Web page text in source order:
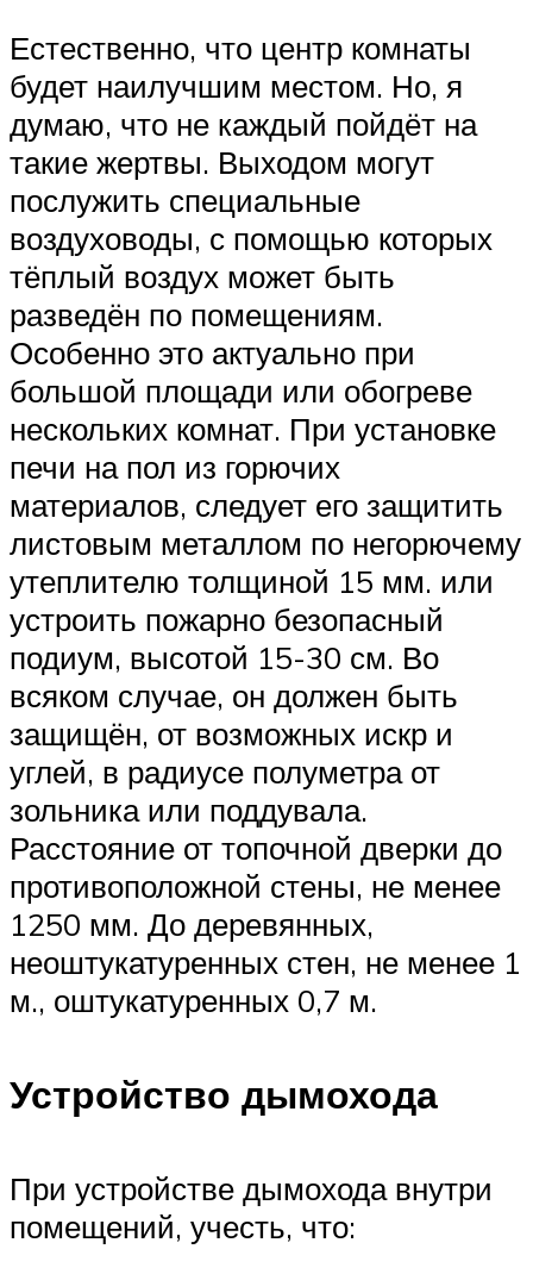
Естественно, что центр комнаты
будет наилучшим местом. Но, я
думаю, что не каждый пойдёт на
такие жертвы. Выходом могут
послужить специальные
воздуховоды, с помощью которых
тёплый воздух может быть
разведён по помещениям.
Особенно это актуально при
большой площади или обогреве
нескольких комнат. При установке
печи на пол из горючих
материалов, следует его защитить
листовым металлом по негорючему
утеплителю толщиной 15 мм. или
устроить пожарно безопасный
подиум, высотой 15-30 см. Во
всяком случае, он должен быть
защищён, от возможных искр и
углей, в радиусе полуметра от
зольника или поддувала.
Расстояние от топочной дверки до
противоположной стены, не менее
1250 мм. До деревянных,
неоштукатуренных стен, не менее 1
м., оштукатуренных 0,7 м.
Устройство дымохода
При устройстве дымохода внутри
помещений, учесть, что: